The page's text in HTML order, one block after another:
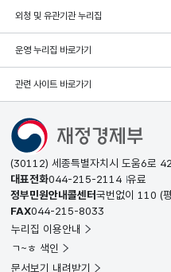
외청 및 유관기관 누리집
운영 누리집 바로가기
관련 사이트 바로가기
(30112) 세종특별자치시 도움6로
대표전화044-215-2114 유료
정부민원안내콜센터국번없이 110 (
FAX044-215-8033
누리집 이용안내
ㄱ~ㅎ 색인
문서보기 내려받기